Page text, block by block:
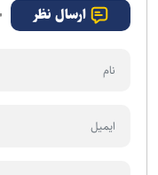
ارسال نظر